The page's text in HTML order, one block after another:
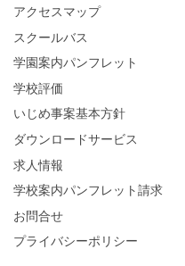
アクセスマップ
スクールバス
学園案内パンフレット
学校評価
いじめ事案基本方針
ダウンロードサービス
求人情報
学校案内パンフレット請求
お問合せ
プライバシーポリシー